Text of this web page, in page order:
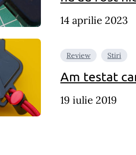
14 aprilie 2023
Review Stiri
Am testat
19 iulie 2019